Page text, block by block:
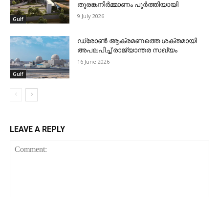
Gulf
തുരങ്കനിര്‍മ്മാണം പൂര്‍ത്തിയായി
9 July 2026
Gulf
ഡ്രോണ്‍ ആക്രമണത്തെ ശക്തമായി
അപലപിച്ച് രാജ്യാന്തര സഖ്യം
16 June 2026
LEAVE A REPLY